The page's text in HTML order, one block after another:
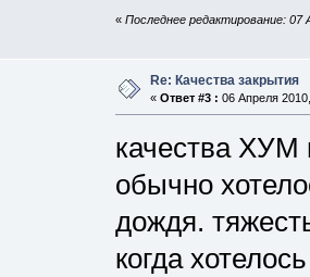
« Последнее редактирование: 07
Re: Качества закрытия
« Ответ #3 : 06 Апреля
качества ХУМ
обычно
дождя.
когда